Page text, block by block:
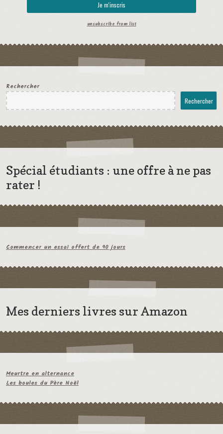
unsubscribe from list
Rechercher
Rechercher
Spécial étudiants : une offre à ne pas
rater !
Commencer un essai offert de 90 jours
Mes derniers livres sur Amazon
Meurtre en alternance
Les boules du Père Noël